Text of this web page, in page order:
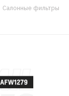
Салонные фильтры